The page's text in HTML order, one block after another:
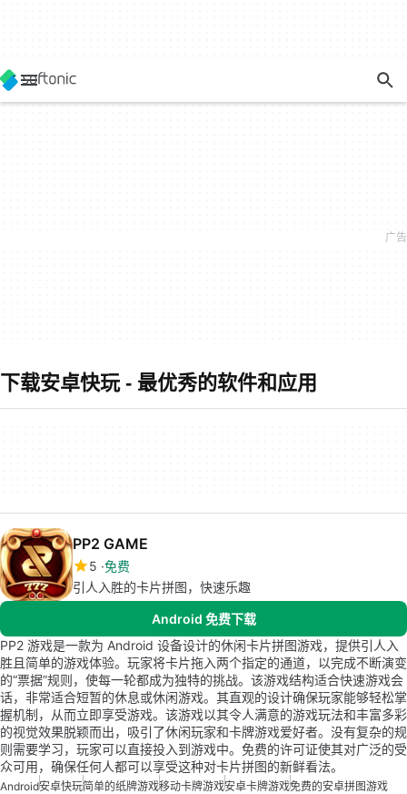
下载安卓快玩 - 最优秀的软件和应用
PP2 GAME
5 免费
引人入胜的卡片拼图，快速乐趣
Android 免费下载
PP2 游戏是一款为 Android 设备设计的休闲卡片拼图游戏，提供引人入
胜且简单的游戏体验。玩家将卡片拖入两个指定的通道，以完成不断演变
的“票据”规则，使每一轮都成为独特的挑战。该游戏结构适合快速游戏会
话，非常适合短暂的休息或休闲游戏。其直观的设计确保玩家能够轻松掌
握机制，从而立即享受游戏。该游戏以其令人满意的游戏玩法和丰富多彩
的视觉效果脱颖而出，吸引了休闲玩家和卡牌游戏爱好者。没有复杂的规
则需要学习，玩家可以直接投入到游戏中。免费的许可证使其对广泛的受
众可用，确保任何人都可以享受这种对卡片拼图的新鲜看法。
Android安卓快玩简单的纸牌游戏移动卡牌游戏安卓卡牌游戏免费的安卓拼图游戏